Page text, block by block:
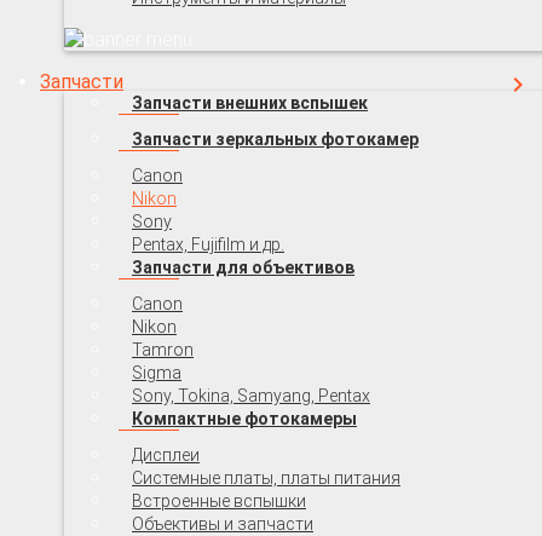
Запчасти
Запчасти внешних вспышек
Запчасти зеркальных фотокамер
Canon
Nikon
Sony
Pentax, Fujifilm и др.
Запчасти для объективов
Canon
Nikon
Tamron
Sigma
Sony, Tokina, Samyang, Pentax
Компактные фотокамеры
Дисплеи
Системные платы, платы питания
Встроенные вспышки
Объективы и запчасти